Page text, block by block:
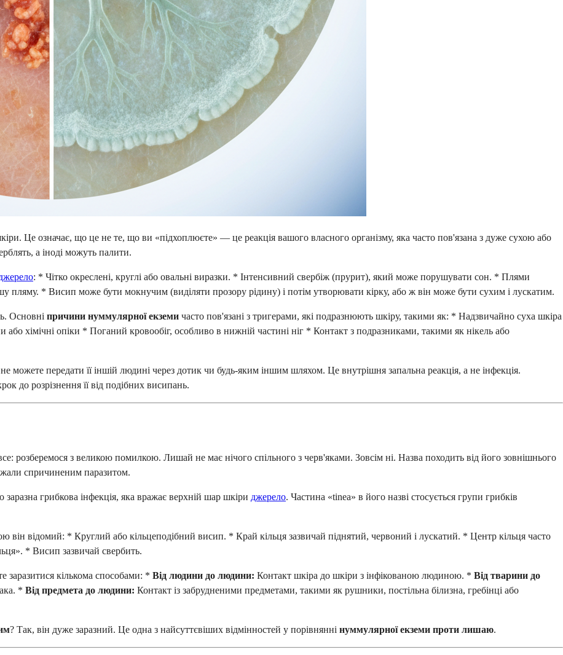
Це означає, що це не те, що ви «підхоплюєте» — це реакція вашого власного організму, яка часто пов'язана з дуже сухою або
а іноді можуть палити.
: * Чітко окреслені, круглі або овальні виразки. * Інтенсивний свербіж (прурит), який може порушувати сон. * Плями
пляму. * Висип може бути мокнучим (виділяти прозору рідину) і потім утворювати кірку, або ж він може бути сухим і лускатим.
Основні причини нуммулярної екземи часто пов'язані з тригерами, які подразнюють шкіру, такими як: * Надзвичайно суха шкіра
хімічні опіки * Поганий кровообіг, особливо в нижній частині ніг * Контакт з подразниками, такими як нікель або
можете передати її іншій людині через дотик чи будь-яким іншим шляхом. Це внутрішня запальна реакція, а не інфекція.
до розрізнення її від подібних висипань.
розберемося з великою помилкою. Лишай не має нічого спільного з черв'яками. Зовсім ні. Назва походить від його зовнішнього
спричиненим паразитом.
грибкова інфекція, яка вражає верхній шар шкіри джерело. Частина «tinea» в його назві стосується групи грибків
він відомий: * Круглий або кільцеподібний висип. * Край кільця зазвичай піднятий, червоний і лускатий. * Центр кільця часто
* Висип зазвичай свербить.
заразитися кількома способами: * Від людини до людини: Контакт шкіра до шкіри з інфікованою людиною. * Від тварини до
* Від предмета до людини: Контакт із забрудненими предметами, такими як рушники, постільна білизна, гребінці або
? Так, він дуже заразний. Це одна з найсуттєвіших відмінностей у порівнянні нуммулярної екземи проти лишаю.